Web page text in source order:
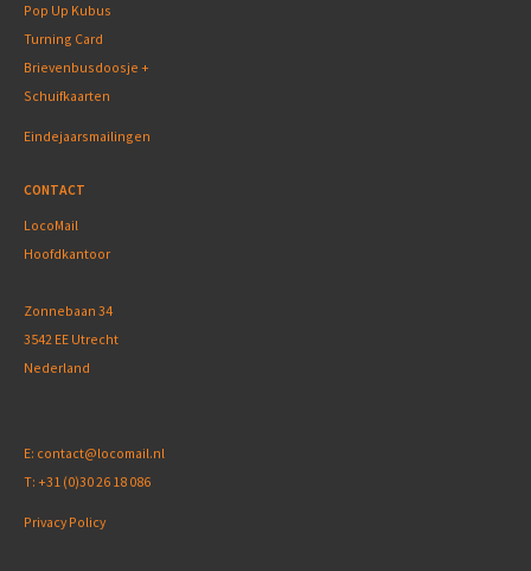
Pop Up Kubus
Turning Card
Brievenbusdoosje +
Schuifkaarten
Eindejaarsmailingen
CONTACT
LocoMail
Hoofdkantoor
Zonnebaan 34
3542 EE Utrecht
Nederland
E: contact@locomail.nl
T: +31 (0)30 26 18 086
Privacy Policy